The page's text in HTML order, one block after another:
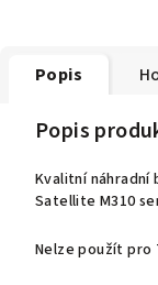
Popis
Popis
Kvalitní
Satellite M310
Nelze použít pro